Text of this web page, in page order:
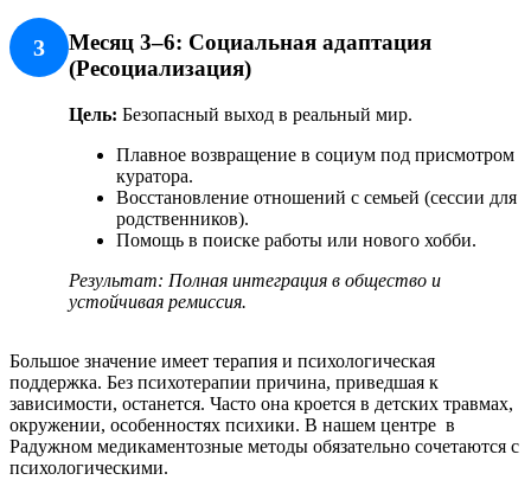
3
Месяц 3–6: Социальная адаптация
(Ресоциализация)
Цель: Безопасный выход в реальный мир.
Плавное возвращение в социум под присмотром
куратора.
Восстановление отношений с семьей (сессии для
родственников).
Помощь в поиске работы или нового хобби.
Результат: Полная интеграция в общество и
устойчивая ремиссия.
Большое значение имеет терапия и психологическая
поддержка. Без психотерапии причина, приведшая к
зависимости, останется. Часто она кроется в детских травмах,
окружении, особенностях психики. В нашем центре в
Радужном медикаментозные методы обязательно сочетаются с
психологическими.